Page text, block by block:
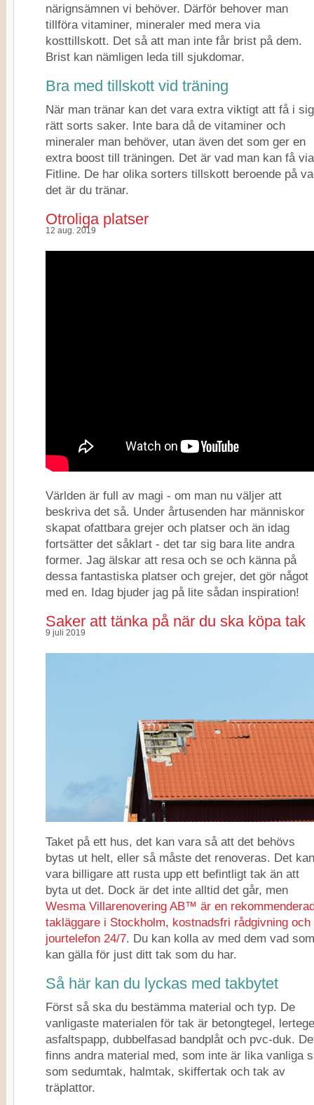
närignsämnen vi behöver. Därför behover man
tillföra vitaminer, mineraler med mera via
kosttillskott. Det så att man inte får brist på dem.
Brist kan nämligen leda till sjukdomar.
Bra med tillskott vid träning
När man tränar kan det vara extra viktigt att få i sig
rätt sorts saker. Inte bara då de vitaminer och
mineraler man behöver, utan även det som ger en
extra boost till träningen. Det är vad man kan få via
Fitline. De har olika sorters tillskott beroende på
det är du tränar.
Otroliga platser
12 aug. 2019
Världen är full av magi - om man nu väljer att
beskriva det så. Under årtusenden har människor
skapat ofattbara grejer och platser och än idag
fortsätter det såklart - det tar sig bara lite andra
former. Jag älskar att resa och se och känna på
dessa fantastiska platser och grejer, det gör något
med en. Idag bjuder jag på lite sådan inspiration!
Saker att tänka på när du ska köpa tak
9 juli 2019
Taket på ett hus, det kan vara så att det behövs
bytas ut helt, eller så måste det renoveras. Det kan
vara billigare att rusta upp ett befintligt tak än att
byta ut det. Dock är det inte alltid det går, men
Wesma Villarenovering AB™ är en
takläggare i Stockholm, kostnadsfri rådgivning och
jourtelefon 24/7. Du kan kolla av med dem vad som
kan gälla för just ditt tak som du har.
Så här kan du lyckas med takbytet
Först så ska du bestämma material och typ. De
vanligaste materialen för tak är betongtegel,
asfaltspapp, dubbelfasad bandplåt och pvc-duk.
finns andra material med, som inte är lika vanliga
som sedumtak, halmtak, skiffertak och tak av
träplattor.